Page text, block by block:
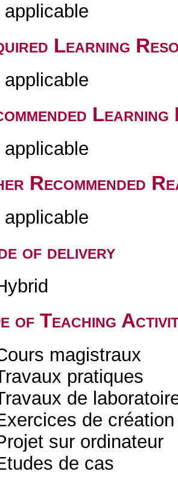
applicable
Learning
applicable
applicable
Recommended
applicable
of delivery
of Teaching
magistraux
pratiques
de
de
sur ordinateur
de cas